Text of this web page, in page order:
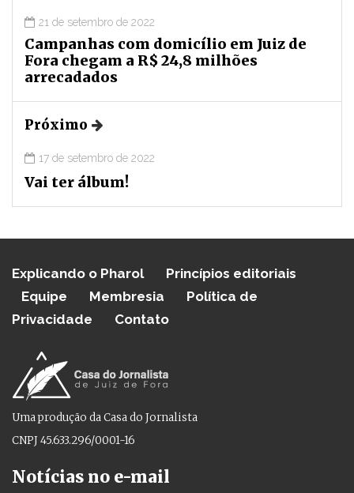
21 de setembro de 2022
Campanhas com domicílio em Juiz de
Fora chegam a R$ 24,8 milhões
arrecadados
Próximo
17 de setembro de 2022
Vai ter álbum!
Explicando o Pharol
Princípios editoriais
Equipe
Membresia
Política de
Privacidade
Contato
Uma produção da Casa do Jornalista
CNPJ 45.633.296/0001-16
Notícias no e-mail